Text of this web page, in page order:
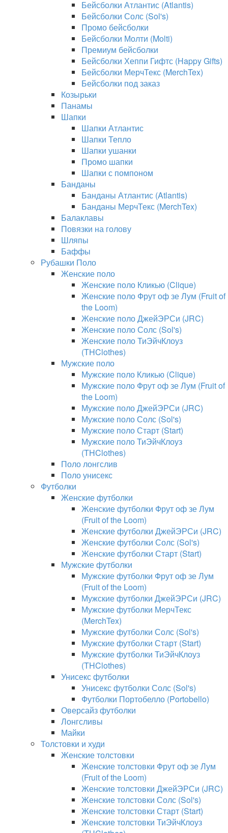
Бейсболки Атлантис (Atlantis)
Бейсболки Солс (Sol's)
Промо бейсболки
Бейсболки Молти (Molti)
Премиум бейсболки
Бейсболки Хеппи Гифтс (Happy Gifts)
Бейсболки МерчТекс (MerchTex)
Бейсболки под заказ
Козырьки
Панамы
Шапки
Шапки Атлантис
Шапки Тепло
Шапки ушанки
Промо шапки
Шапки с помпоном
Банданы
Банданы Атлантис (Atlantis)
Банданы МерчТекс (MerchTex)
Балаклавы
Повязки на голову
Шляпы
Баффы
Рубашки Поло
Женские поло
Женские поло Кликью (Clique)
Женские поло Фрут оф зе Лум (Fruit of
the Loom)
Женские поло ДжейЭРСи (JRC)
Женские поло Солс (Sol's)
Женские поло ТиЭйчКлоуз
(THClothes)
Мужские поло
Мужские поло Кликью (Clique)
Мужские поло Фрут оф зе Лум (Fruit of
the Loom)
Мужские поло ДжейЭРСи (JRC)
Мужские поло Солс (Sol's)
Мужские поло Старт (Start)
Мужские поло ТиЭйчКлоуз
(THClothes)
Поло лонгслив
Поло унисекс
Футболки
Женские футболки
Женские футболки Фрут оф зе Лум
(Fruit of the Loom)
Женские футболки ДжейЭРСи (JRC)
Женские футболки Солс (Sol's)
Женские футболки Старт (Start)
Мужские футболки
Мужские футболки Фрут оф зе Лум
(Fruit of the Loom)
Мужские футболки ДжейЭРСи (JRC)
Мужские футболки МерчТекс
(MerchTex)
Мужские футболки Солс (Sol's)
Мужские футболки Старт (Start)
Мужские футболки ТиЭйчКлоуз
(THClothes)
Унисекс футболки
Унисекс футболки Солс (Sol's)
Футболки Портобелло (Portobello)
Оверсайз футболки
Лонгсливы
Майки
Толстовки и худи
Женские толстовки
Женские толстовки Фрут оф зе Лум
(Fruit of the Loom)
Женские толстовки ДжейЭРСи (JRC)
Женские толстовки Солс (Sol's)
Женские толстовки Старт (Start)
Женские толстовки ТиЭйчКлоуз